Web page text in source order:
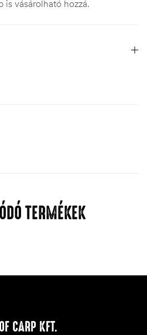
is vásárolható hozzá.
TERMÉKEK
CARP KFT.